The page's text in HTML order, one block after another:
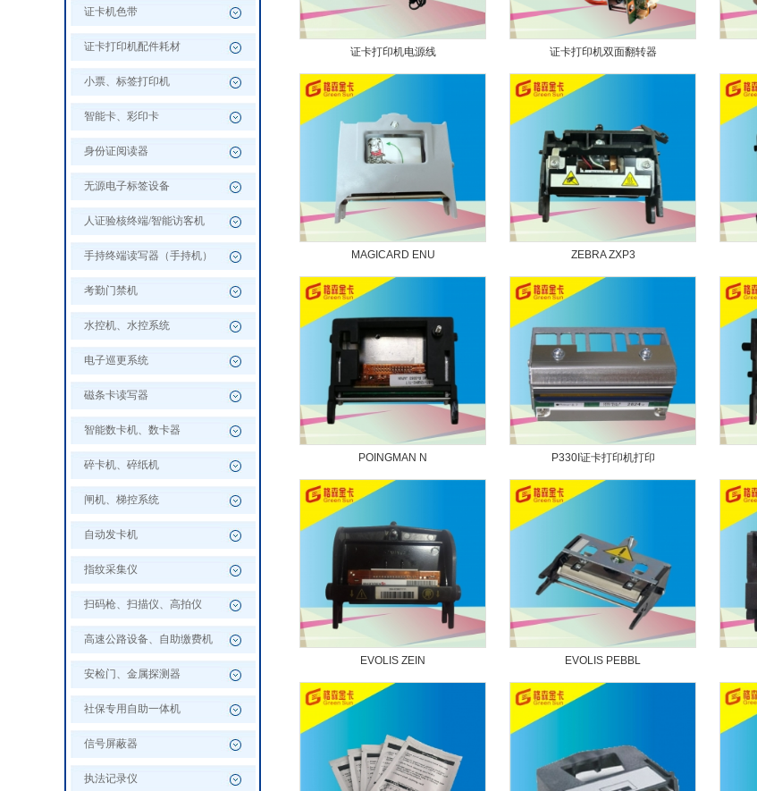
证卡机色带
证卡打印机配件耗材
小票、标签打印机
智能卡、彩印卡
身份证阅读器
无源电子标签设备
人证验核终端/智能访客机
手持终端读写器（手持机）
考勤门禁机
水控机、水控系统
电子巡更系统
磁条卡读写器
智能数卡机、数卡器
碎卡机、碎纸机
闸机、梯控系统
自动发卡机
指纹采集仪
扫码枪、扫描仪、高拍仪
高速公路设备、自助缴费机
安检门、金属探测器
社保专用自助一体机
信号屏蔽器
执法记录仪
证卡打印机电源线 证卡打印机双面翻转器
MAGICARD ENU ZEBRA ZXP3
POINGMAN N P330I证卡打印机打印
EVOLIS ZEIN EVOLIS PEBBL